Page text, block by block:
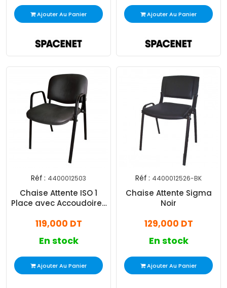
Ajouter Au Panier Ajouter Au Panier
Réf : 4400012503
Chaise Attente ISO 1
Place avec Accoudoires
119,000 DT
En stock
Ajouter Au Panier
Réf : 4400012526-BK
Chaise Attente Sigma
Noir
129,000 DT
En stock
Ajouter Au Panier